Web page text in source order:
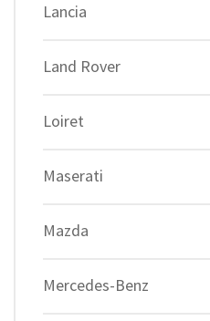
Lancia
Land Rover
Loiret
Maserati
Mazda
Mercedes-Benz